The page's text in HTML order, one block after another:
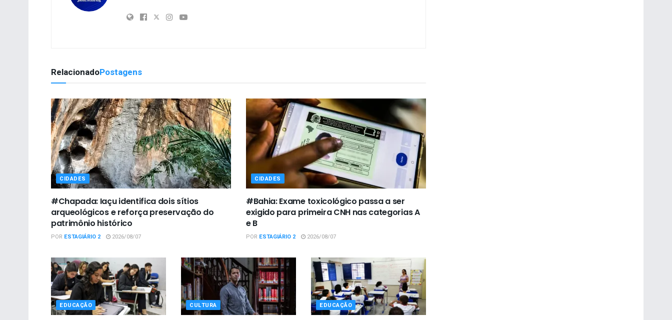
RelacionadoPostagens
CIDADES
#Chapada: Iaçu identifica dois sítios
arqueológicos e reforça preservação do
patrimônio histórico
POR ESTAGIÁRIO 2 2026/08/07
CIDADES
#Bahia: Exame toxicológico passa a ser
exigido para primeira CNH nas categorias A
e B
POR ESTAGIÁRIO 2 2026/08/07
EDUCAÇÃO CULTURA EDUCAÇÃO